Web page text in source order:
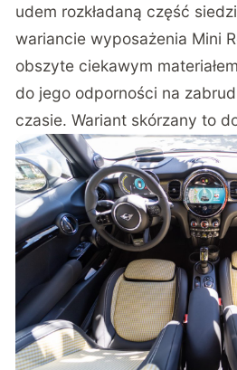
udem rozkładaną część
wariancie wyposażenia Mini
obszyte ciekawym
do jego odporności na
czasie. Wariant skórzany to